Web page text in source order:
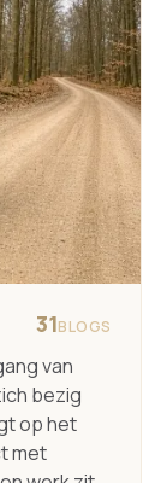
31BLOGS
van
bezig
op het
met